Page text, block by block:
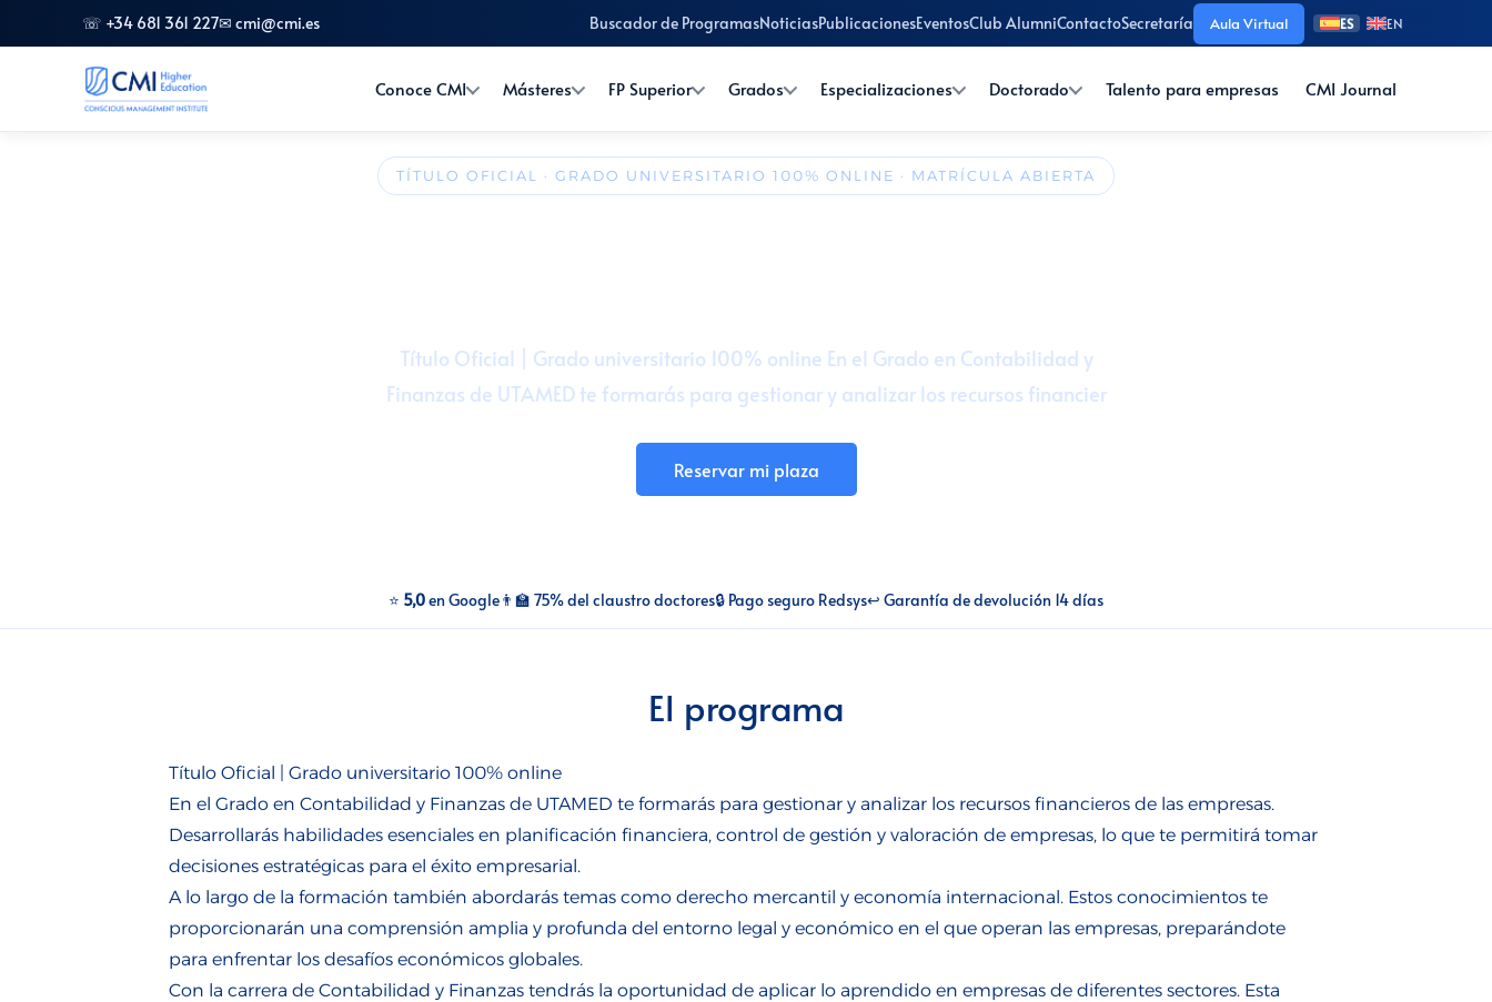
☏ +34 681 361 227✉ cmi@cmi.es Buscador de ProgramasNoticiasPublicacionesEventosClub AlumniContactoSecretaría Aula Virtual ES EN
Conoce CMI Másteres FP Superior Grados Especializaciones Doctorado Talento para empresas CMI Journal
TÍTULO OFICIAL · GRADO UNIVERSITARIO 100% ONLINE · MATRÍCULA ABIERTA
Título Oficial | Grado universitario 100% online En el Grado en Contabilidad y
Finanzas de UTAMED te formarás para gestionar y analizar los recursos financier
Reservar mi plaza
⭐ 5,0en Google👨‍🏫 75% del claustro doctores🔒 Pago seguro Redsys↩️ Garantía de devolución 14 días
El programa
Título Oficial | Grado universitario 100% online
En el Grado en Contabilidad y Finanzas de UTAMED te formarás para gestionar y analizar los recursos financieros de las empresas.
Desarrollarás habilidades esenciales en planificación financiera, control de gestión y valoración de empresas, lo que te permitirá tomar
decisiones estratégicas para el éxito empresarial.
A lo largo de la formación también abordarás temas como derecho mercantil y economía internacional. Estos conocimientos te
proporcionarán una comprensión amplia y profunda del entorno legal y económico en el que operan las empresas, preparándote
para enfrentar los desafíos económicos globales.
Con la carrera de Contabilidad y Finanzas tendrás la oportunidad de aplicar lo aprendido en empresas de diferentes sectores. Esta